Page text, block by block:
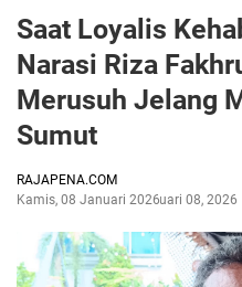
Saat Loyalis
Narasi Riza
Merusuh Jelang
Sumut
RAJAPENA.COM
Kamis, 08 Januari 2026Januari 08, 2026